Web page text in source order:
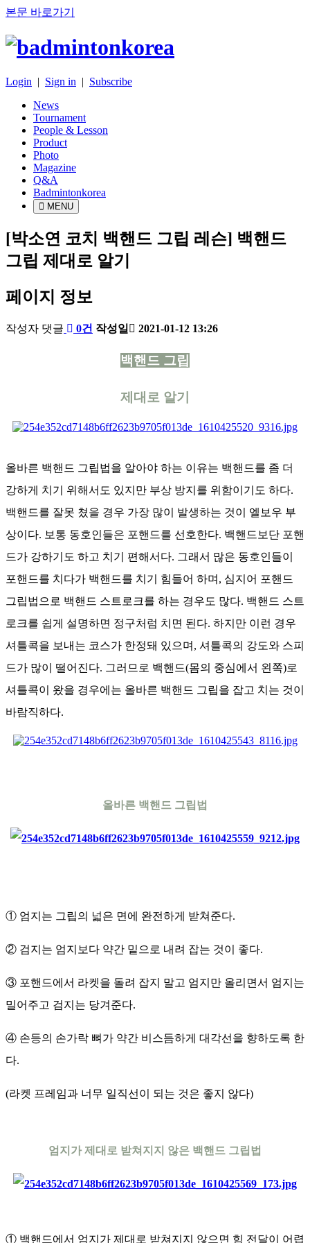
본문 바로가기
Login | Sign in | Subscribe
News
Tournament
People & Lesson
Product
Photo
Magazine
Q&A
Badmintonkorea
MENU
people
[박소연 코치 백핸드 그립 레슨] 백핸드
그립 제대로 알기
페이지 정보
작성자배댓글 0건 작성일 2021-01-12 13:26
백핸드 그립
제대로 알기
올바른 백핸드 그립법을 알아야 하는 이유는 백핸드를 좀 더
강하게 치기 위해서도 있지만 부상 방지를 위함이기도 하다.
백핸드를 잘못 쳤을 경우 가장 많이 발생하는 것이 엘보우 부
상이다. 보통 동호인들은 포핸드를 선호한다. 백핸드보단 포핸
드가 강하기도 하고 치기 편해서다. 그래서 많은 동호인들이
포핸드를 치다가 백핸드를 치기 힘들어 하며, 심지어 포핸드
그립법으로 백핸드 스트로크를 하는 경우도 많다. 백핸드 스트
로크를 쉽게 설명하면 정구처럼 치면 된다. 하지만 이런 경우
셔틀콕을 보내는 코스가 한정돼 있으며, 셔틀콕의 강도와 스피
드가 많이 떨어진다. 그러므로 백핸드(몸의 중심에서 왼쪽)로
셔틀콕이 왔을 경우에는 올바른 백핸드 그립을 잡고 치는 것이
바람직하다.
올바른 백핸드 그립법
① 엄지는 그립의 넓은 면에 완전하게 받쳐준다.
② 검지는 엄지보다 약간 밑으로 내려 잡는 것이 좋다.
③ 포핸드에서 라켓을 돌려 잡지 말고 엄지만 올리면서 엄지는
밀어주고 검지는 당겨준다.
④ 손등의 손가락 뼈가 약간 비스듬하게 대각선을 향하도록 한
다.
(라켓 프레임과 너무 일직선이 되는 것은 좋지 않다)
엄지가 제대로 받쳐지지 않은 백핸드 그립법
① 백핸드에서 엄지가 제대로 받쳐지지 않으면 힘 전달이 어렵